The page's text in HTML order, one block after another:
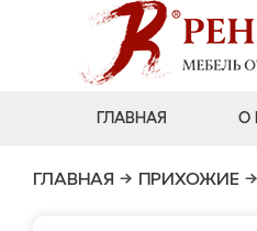
ГЛАВНАЯ О
ГЛАВНАЯ → ПРИХОЖИЕ →